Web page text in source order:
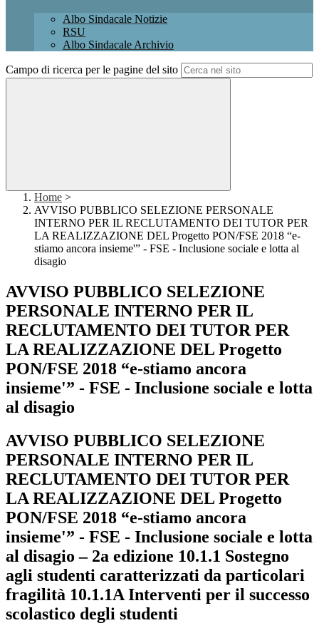
Albo Sindacale Notizie
RSU
Albo Sindacale Archivio
Campo di ricerca per le pagine del sito
Home >
AVVISO PUBBLICO SELEZIONE PERSONALE
INTERNO PER IL RECLUTAMENTO DEI TUTOR PER
LA REALIZZAZIONE DEL Progetto PON/FSE 2018 “e-
stiamo ancora insieme'” - FSE - Inclusione sociale e lotta al
disagio
AVVISO PUBBLICO SELEZIONE
PERSONALE INTERNO PER IL
RECLUTAMENTO DEI TUTOR PER
LA REALIZZAZIONE DEL Progetto
PON/FSE 2018 “e-stiamo ancora
insieme'” - FSE - Inclusione sociale e lotta
al disagio
AVVISO PUBBLICO SELEZIONE
PERSONALE INTERNO PER IL
RECLUTAMENTO DEI TUTOR PER
LA REALIZZAZIONE DEL Progetto
PON/FSE 2018 “e-stiamo ancora
insieme'” - FSE - Inclusione sociale e lotta
al disagio – 2a edizione 10.1.1 Sostegno
agli studenti caratterizzati da particolari
fragilità 10.1.1A Interventi per il successo
scolastico degli studenti